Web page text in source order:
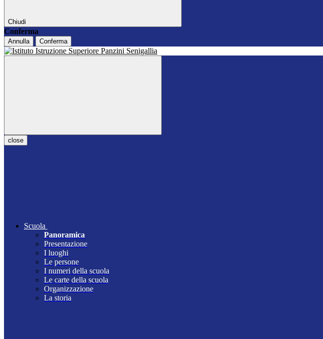
Chiudi
Conferma
Annulla Conferma
close
Scuola
Panoramica
Presentazione
I luoghi
Le persone
I numeri della scuola
Le carte della scuola
Organizzazione
La storia